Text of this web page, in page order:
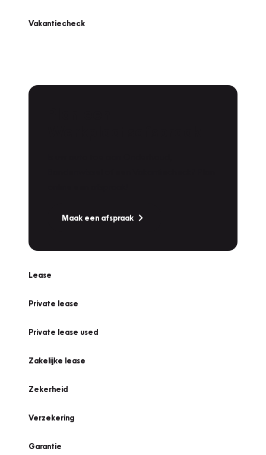
Vakantiecheck
Maak een afspraak
Lease
Private lease
Private lease used
Zakelijke lease
Zekerheid
Verzekering
Garantie